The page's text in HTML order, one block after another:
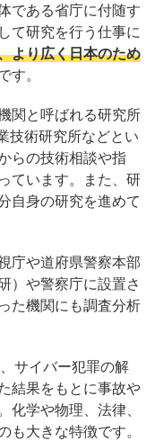
である省庁に付随す
て研究を行う仕事に
より広く日本のため
す。
関と呼ばれる研究所
術研究所などとい
らの技術相談や指
ています。また、研
自身の研究を進めて
庁や道府県警察本部
）や警察庁に設置さ
た機関にも調査分析
サイバー犯罪の解
結果をもとに事故や
学や物理、法律、
大きな特徴です。